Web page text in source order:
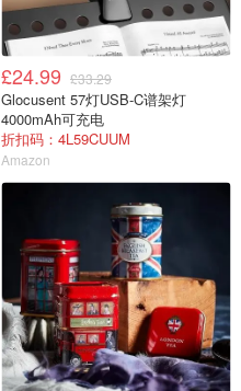
£24.99 £33.29
Glocusent 57灯USB-C谱架灯
4000mAh可充电
折扣码：4L59CUUM
Amazon